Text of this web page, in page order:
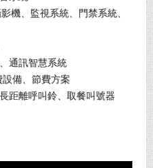
機、監視系統、門禁系統、
通訊智慧系統
備、節費方案
距離呼叫鈴、取餐叫號器